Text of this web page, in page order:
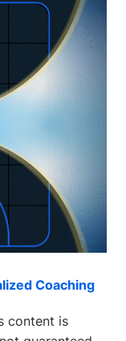
Coaching
content is